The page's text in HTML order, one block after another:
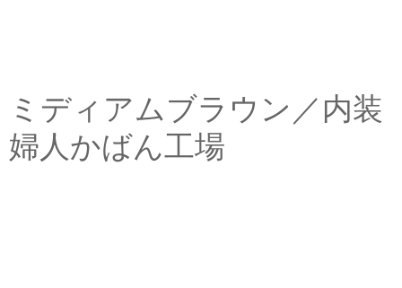
ミディアムブラウン／内装
婦人かばん工場